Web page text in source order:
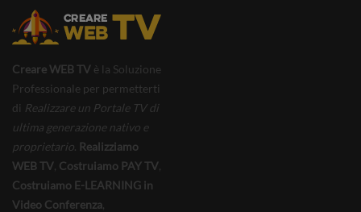
Creare WEB TV è la Soluzione
Professionale per permetterti
di Realizzare un Portale TV di
ultima generazione nativo e
proprietario. Realizziamo
WEB TV, Costruiamo PAY TV,
Costruiamo E-LEARNING in
Video Conferenza,